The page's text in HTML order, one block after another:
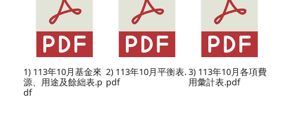
1) 113年10月基金來
源、用途及餘絀表.p
df
2) 113年10月平衡表.
pdf
3) 113年10月各項費
用彙計表.pdf